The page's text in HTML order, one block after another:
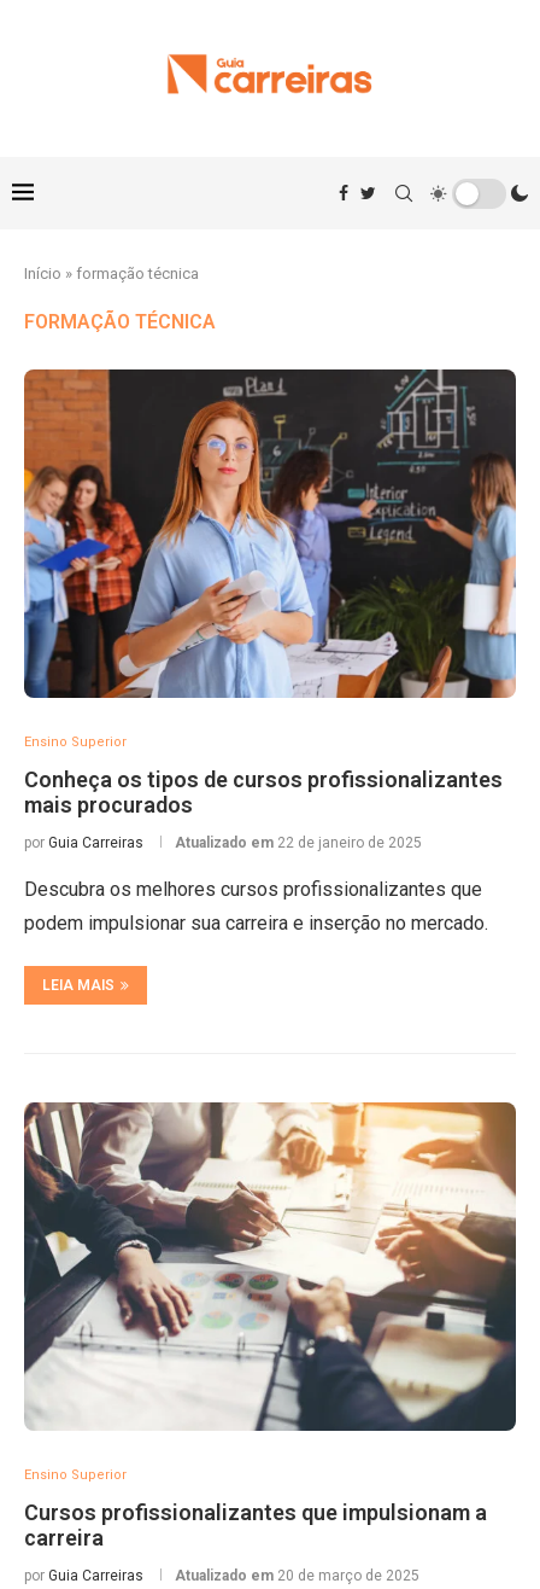
Início » formação técnica
FORMAÇÃO TÉCNICA
Ensino Superior
Conheça os tipos de cursos profissionalizantes
mais procurados
por Guia Carreiras Atualizado em 22 de janeiro de 2025
Descubra os melhores cursos profissionalizantes que
podem impulsionar sua carreira e inserção no mercado.
LEIA MAIS
Ensino Superior
Cursos profissionalizantes que impulsionam a
carreira
por Guia Carreiras Atualizado em 20 de março de 2025